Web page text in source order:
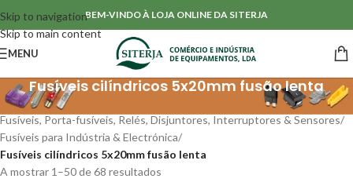
Skip to navigation
Skip to main content
BEM-VINDO À LOJA ONLINE DA SITERJA
MENU
Fusíveis cilíndricos 5x20mm fusão lenta
Início/
Fusíveis, Porta-fusíveis, Relés, Disjuntores, Interruptores & Sensores/
Fusíveis para Indústria & Electrónica/
Fusíveis cilíndricos 5x20mm fusão lenta
A mostrar 1–50 de 68 resultados